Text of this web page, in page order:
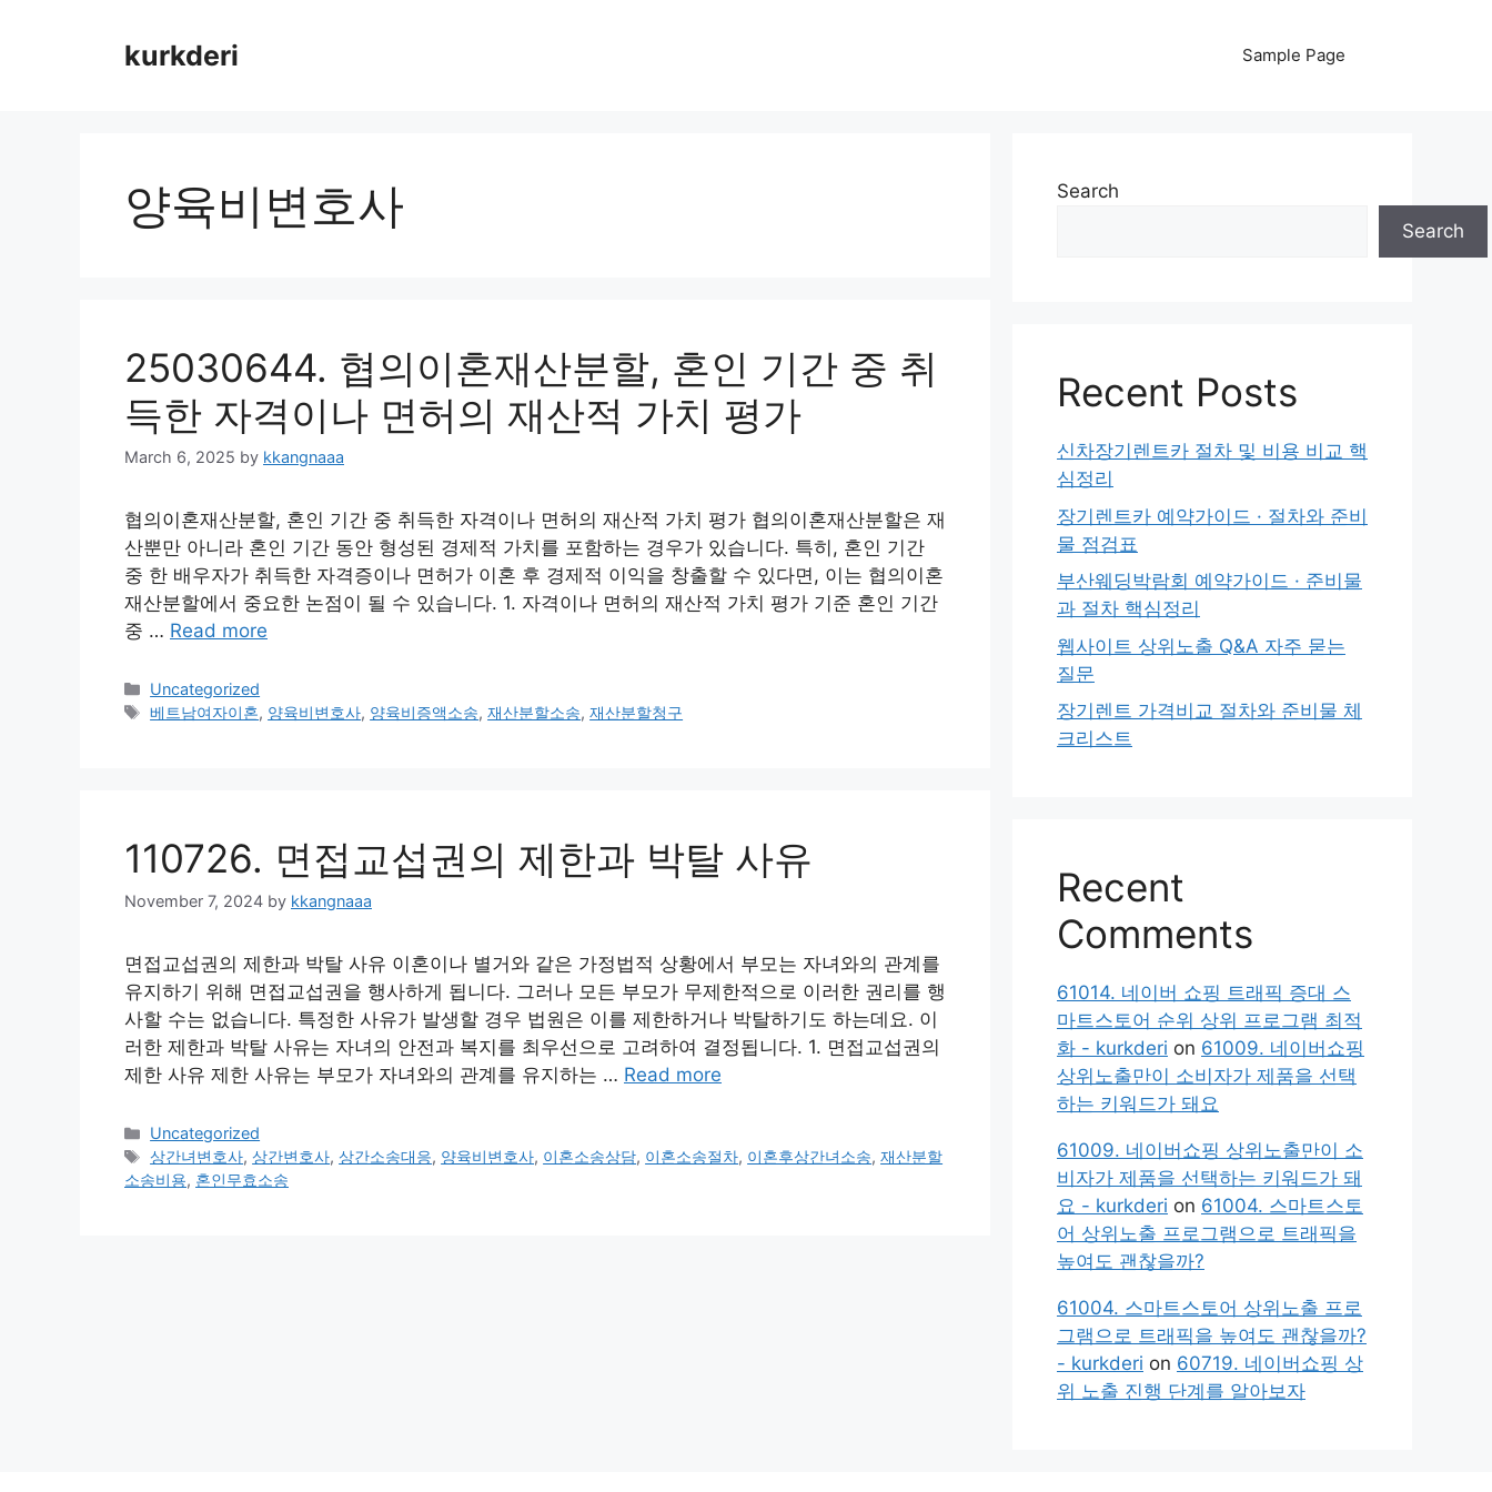
kurkderi Sample Page
양육비변호사
25030644. 협의이혼재산분할, 혼인 기간 중 취
득한 자격이나 면허의 재산적 가치 평가
March 6, 2025 by kkangnaaa
협의이혼재산분할, 혼인 기간 중 취득한 자격이나 면허의 재산적 가치 평가 협의이혼재산분할은 재
산뿐만 아니라 혼인 기간 동안 형성된 경제적 가치를 포함하는 경우가 있습니다. 특히, 혼인 기간
중 한 배우자가 취득한 자격증이나 면허가 이혼 후 경제적 이익을 창출할 수 있다면, 이는 협의이혼
재산분할에서 중요한 논점이 될 수 있습니다. 1. 자격이나 면허의 재산적 가치 평가 기준 혼인 기간
중 … Read more
Categories
Uncategorized
Tags
베트남여자이혼, 양육비변호사, 양육비증액소송,재산분할소송,재산분할청구
110726. 면접교섭권의 제한과 박탈 사유
November 7, 2024 by kkangnaaa
면접교섭권의 제한과 박탈 사유 이혼이나 별거와 같은 가정법적 상황에서 부모는 자녀와의 관계를
유지하기 위해 면접교섭권을 행사하게 됩니다. 그러나 모든 부모가 무제한적으로 이러한 권리를 행
사할 수는 없습니다. 특정한 사유가 발생할 경우 법원은 이를 제한하거나 박탈하기도 하는데요. 이
러한 제한과 박탈 사유는 자녀의 안전과 복지를 최우선으로 고려하여 결정됩니다. 1. 면접교섭권의
제한 사유 제한 사유는 부모가 자녀와의 관계를 유지하는 … Read more
Categories
Uncategorized
Tags
상간녀변호사,상간변호사,상간소송대응, 양육비변호사, 이혼소송상담, 이혼소송절차, 이혼후상간녀소송,재산분할
소송비용, 혼인무효소송
Search
Search
Recent Posts
신차장기렌트카 절차 및 비용 비교 핵
심정리
장기렌트카 예약가이드 · 절차와 준비
물 점검표
부산웨딩박람회 예약가이드 · 준비물
과 절차 핵심정리
웹사이트 상위노출 Q&A 자주 묻는
질문
장기렌트 가격비교 절차와 준비물 체
크리스트
Recent
Comments
61014. 네이버 쇼핑 트래픽 증대 스
마트스토어 순위 상위 프로그램 최적
화 - kurkderi on 61009. 네이버쇼핑
상위노출만이 소비자가 제품을 선택
하는 키워드가 돼요
61009. 네이버쇼핑 상위노출만이 소
비자가 제품을 선택하는 키워드가 돼
요 - kurkderi on 61004. 스마트스토
어 상위노출 프로그램으로 트래픽을
높여도 괜찮을까?
61004. 스마트스토어 상위노출 프로
그램으로 트래픽을 높여도 괜찮을까?
- kurkderi on 60719. 네이버쇼핑 상
위 노출 진행 단계를 알아보자